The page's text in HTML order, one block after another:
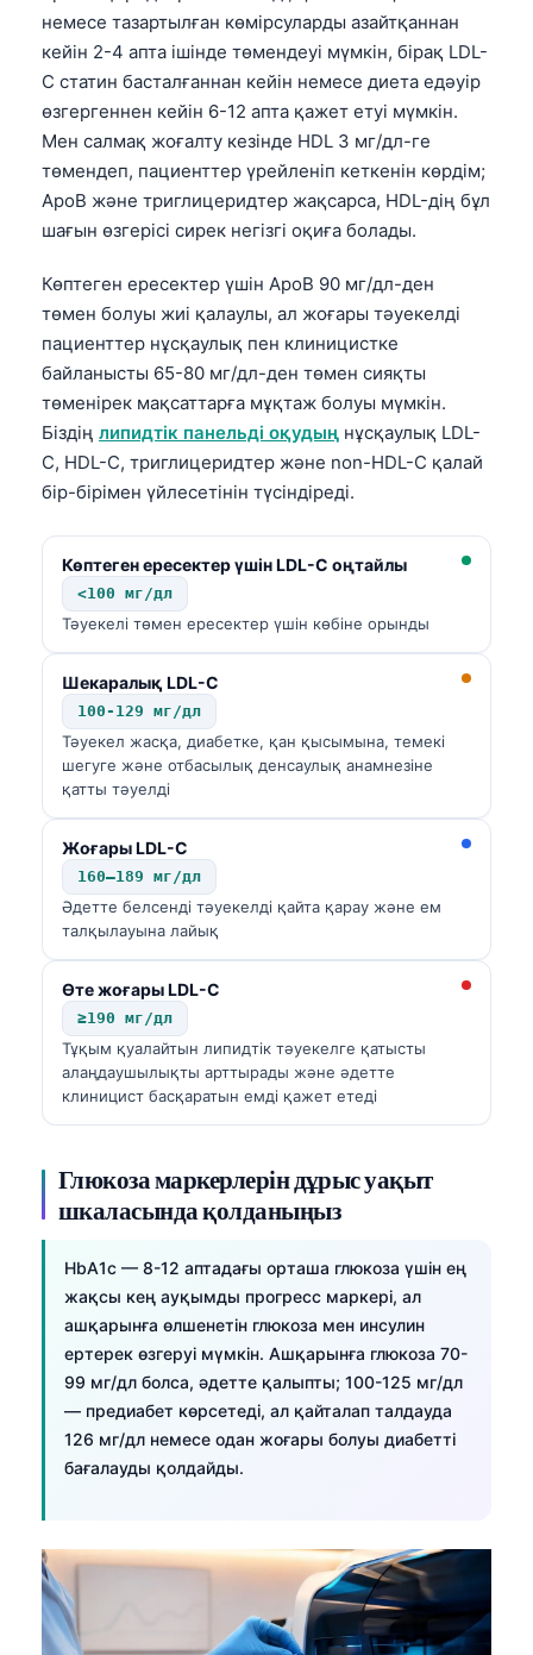
немесе тазартылған көмірсуларды азайтқаннан
кейін 2-4 апта ішінде төмендеуі мүмкін, бірақ LDL-
C статин басталғаннан кейін немесе диета едәуір
өзгергеннен кейін 6-12 апта қажет етуі мүмкін.
Мен салмақ жоғалту кезінде HDL 3 мг/дл-ге
төмендеп, пациенттер үрейленіп кеткенін көрдім;
ApoB және триглицеридтер жақсарса, HDL-дің бұл
шағын өзгерісі сирек негізгі оқиға болады.
Көптеген ересектер үшін ApoB 90 мг/дл-ден
төмен болуы жиі қалаулы, ал жоғары тәуекелді
пациенттер нұсқаулық пен клиницистке
байланысты 65-80 мг/дл-ден төмен сияқты
төменірек мақсаттарға мұқтаж болуы мүмкін.
Біздің липидтік панельді оқудың нұсқаулық LDL-
C, HDL-C, триглицеридтер және non-HDL-C қалай
бір-бірімен үйлесетінін түсіндіреді.
Көптеген ересектер үшін LDL-C оңтайлы
<100 мг/дл
Тәуекелі төмен ересектер үшін көбіне орынды
Шекаралық LDL-C
100-129 мг/дл
Тәуекел жасқа, диабетке, қан қысымына, темекі
шегуге және отбасылық денсаулық анамнезіне
қатты тәуелді
Жоғары LDL-C
160–189 мг/дл
Әдетте белсенді тәуекелді қайта қарау және ем
талқылауына лайық
Өте жоғары LDL-C
≥190 мг/дл
Тұқым қуалайтын липидтік тәуекелге қатысты
алаңдаушылықты арттырады және әдетте
клиницист басқаратын емді қажет етеді
Глюкоза маркерлерін дұрыс уақыт
шкаласында қолданыңыз
HbA1c — 8-12 аптадағы орташа глюкоза үшін ең
жақсы кең ауқымды прогресс маркері, ал
ашқарынға өлшенетін глюкоза мен инсулин
ертерек өзгеруі мүмкін. Ашқарынға глюкоза 70-
99 мг/дл болса, әдетте қалыпты; 100-125 мг/дл
— предиабет көрсетеді, ал қайталап талдауда
126 мг/дл немесе одан жоғары болуы диабетті
бағалауды қолдайды.
Occitan
Afrikaans
Монгол
ພາສາລາວ
Basa Jawa
Cebuano
Татар теле
Esperanto
Frysk
Ślōnskŏ gŏdka
Norsk bokmål